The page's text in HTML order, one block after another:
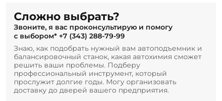
Сложно выбрать?
Звоните, я вас проконсультирую и помогу
с выбором* +7 (343) 288-79-99
Знаю, как подобрать нужный вам автоподъемник и
балансировочный станок, какая автохимия сможет
решить ваши проблемы. Подберу
профессиональный инструмент, который
прослужит долгие годы. Могу организовать
доставку до дверей вашего предприятия.